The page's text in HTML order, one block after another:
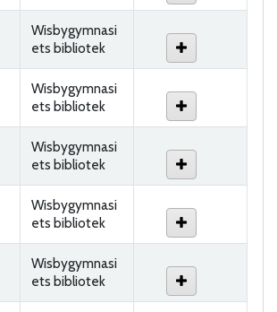
Wisbygymnasi
ets bibliotek
Wisbygymnasi
ets bibliotek
Wisbygymnasi
ets bibliotek
Wisbygymnasi
ets bibliotek
Wisbygymnasi
ets bibliotek